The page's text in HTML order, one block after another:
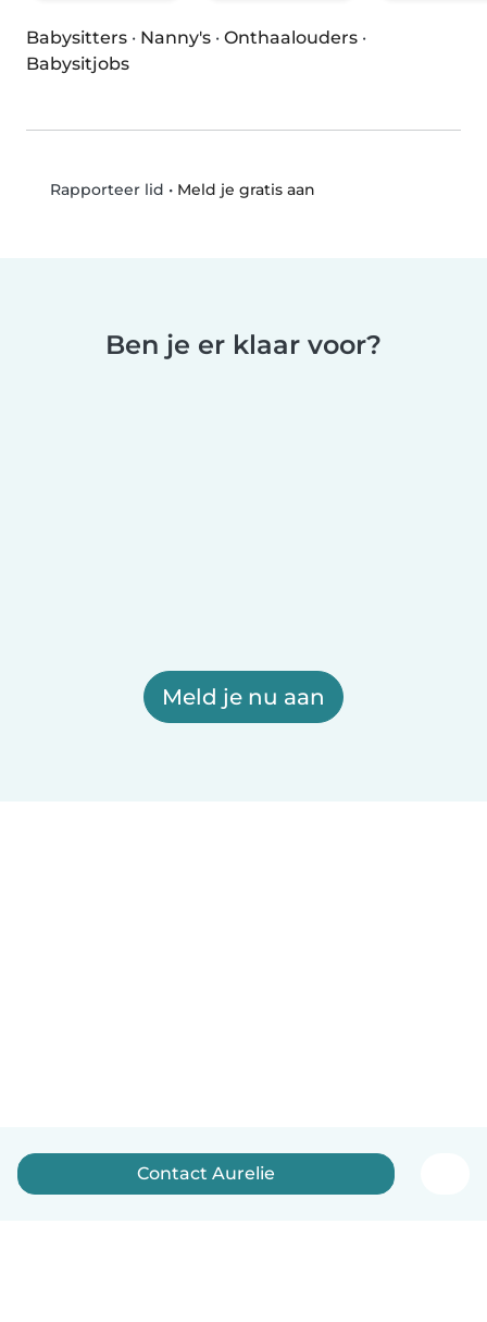
Babysitters · Nanny's · Onthaalouders ·
Babysitjobs
Rapporteer lid • Meld je gratis aan
Ben je er klaar voor?
Meld je nu aan
Contact Aurelie